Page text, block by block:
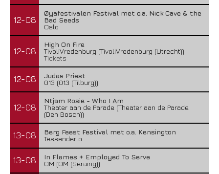
12-08
Øyafestivalen Festival met o.a. Nick Cave & the
Bad Seeds
Oslo
12-08
High On Fire
TivoliVredenburg (TivoliVredenburg (Utrecht))
Tickets
12-08
Judas Priest
013 (013 (Tilburg))
12-08
Ntjam Rosie - Who I Am
Theater aan de Parade (Theater aan de Parade
(Den Bosch))
13-08
Berg Feest Festival met o.a. Kensington
Tessenderlo
13-08
In Flames + Employed To Serve
OM (OM (Seraing))